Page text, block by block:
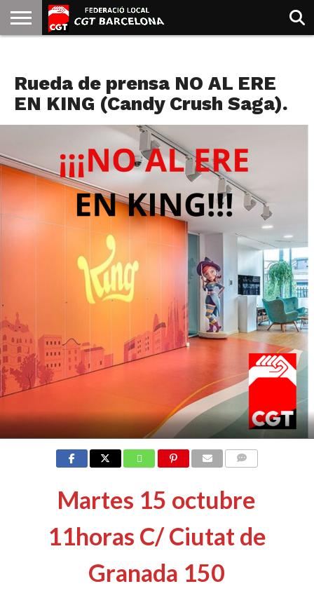
GOLDMAN
Rueda de prensa NO AL ERE
EN KING (Candy Crush Saga).
Martes 15 octubre
11horas C/ Ciutat de
Granada 150